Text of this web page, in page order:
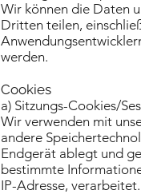
Wir können die Daten
Dritten teilen,
werden.
Cookies
a) Sitzungs-Cookies/
Wir verwenden mit
andere
Endgerät ablegt und
bestimmte
IP-Adresse, verarbeitet.